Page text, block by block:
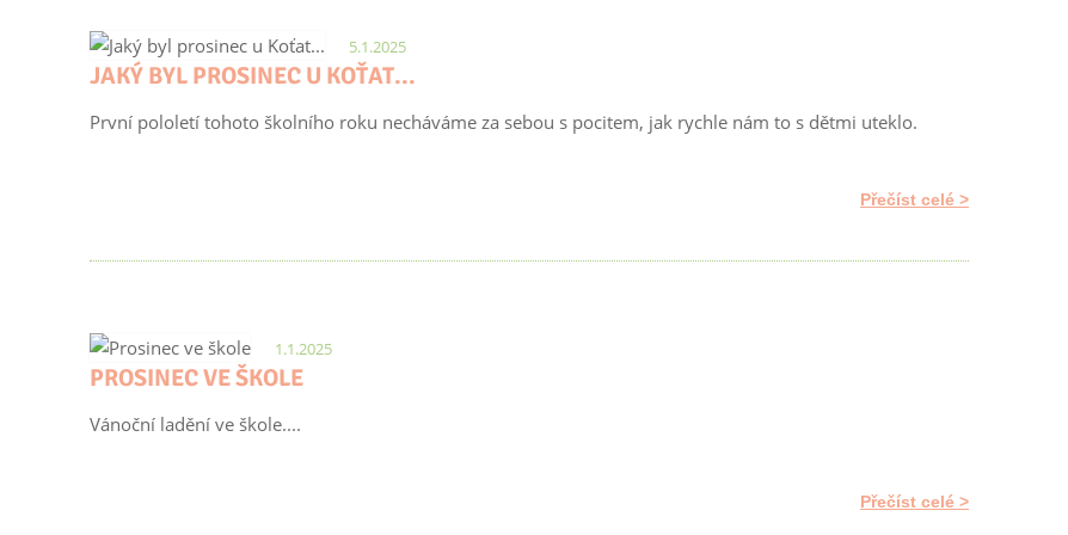
5.1.2025
JAKÝ BYL PROSINEC U KOŤAT...
První pololetí tohoto školního roku necháváme za sebou s pocitem, jak rychle nám to s dětmi uteklo.
Přečíst celé
1.1.2025
PROSINEC VE ŠKOLE
Vánoční ladění ve škole....
Přečíst celé